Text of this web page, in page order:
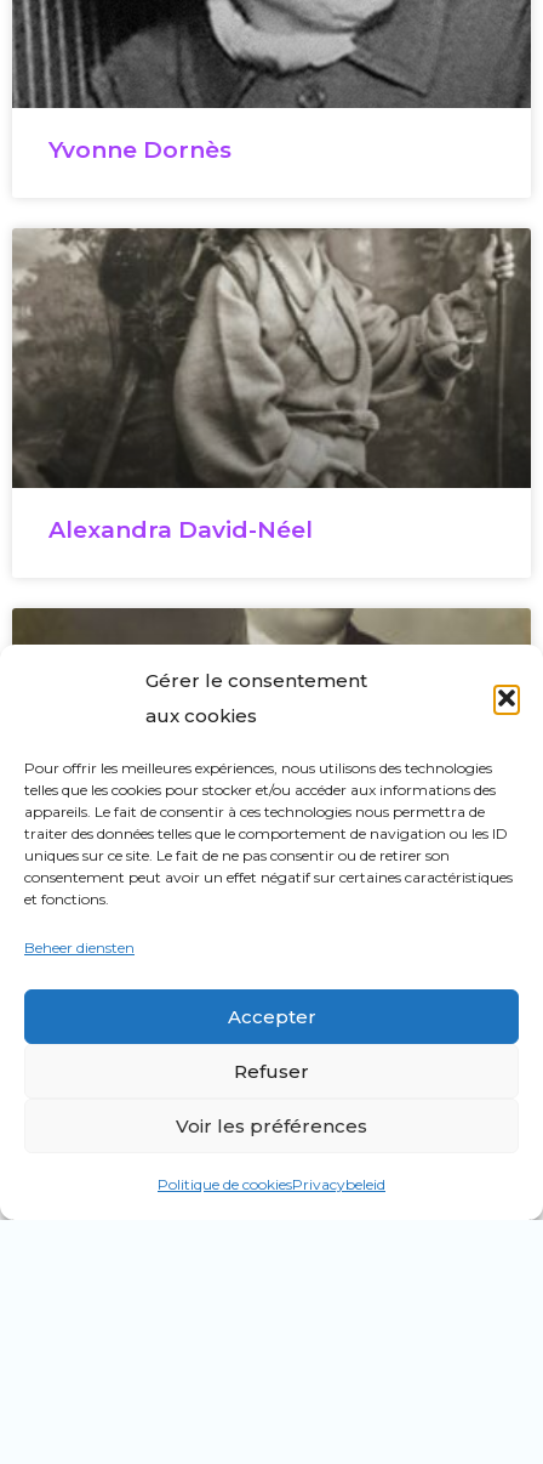
Gérer le consentement
aux cookies
Pour offrir les meilleures expériences, nous utilisons des technologies
telles que les cookies pour stocker et/ou accéder aux informations des
appareils. Le fait de consentir à ces technologies nous permettra de
traiter des données telles que le comportement de navigation ou les ID
uniques sur ce site. Le fait de ne pas consentir ou de retirer son
consentement peut avoir un effet négatif sur certaines caractéristiques
et fonctions.
Beheer diensten
Accepter
Refuser
Voir les préférences
Politique de cookiesPrivacybeleid
Yvonne Dornès
Alexandra David-Néel
Madeleine Pelletier